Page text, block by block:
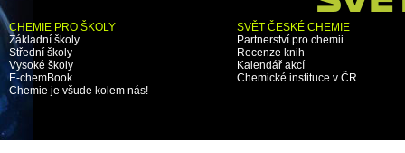
CHEMIE PRO ŠKOLY
Základní školy
Střední školy
Vysoké školy
E-chemBook
Chemie je všude kolem nás!
SVĚT ČESKÉ CHEMIE
Partnerství pro chemii
Recenze knih
Kalendář akcí
Chemické instituce v ČR